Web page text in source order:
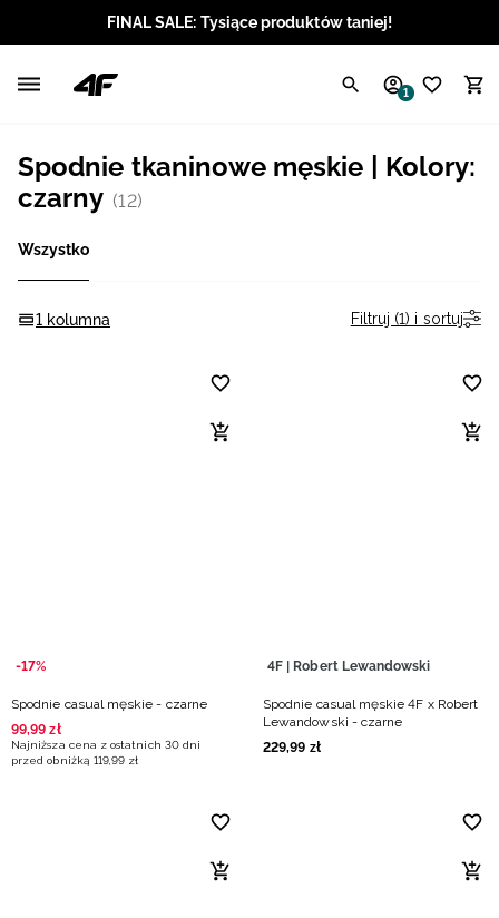
FINAL SALE: Tysiące produktów taniej!
1
Spodnie tkaninowe męskie | Kolory:
czarny (12)
Wszystko
1 kolumna Filtruj (1) i sortuj
-17%
Spodnie casual męskie - czarne
99,99 zł
Najniższa cena z ostatnich 30 dni
przed obniżką 119,99 zł
4F | Robert Lewandowski
Spodnie casual męskie 4F x Robert
Lewandowski - czarne
229,99 zł
Angielski / USD